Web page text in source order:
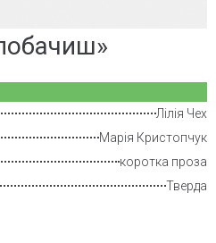
Лілія Чех
Марія Кристопчук
коротка проза
Тверда